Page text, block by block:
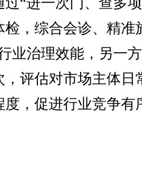
检，综合会诊、精准
业治理效能，另一
评估对市场主体日
，促进行业竞争有